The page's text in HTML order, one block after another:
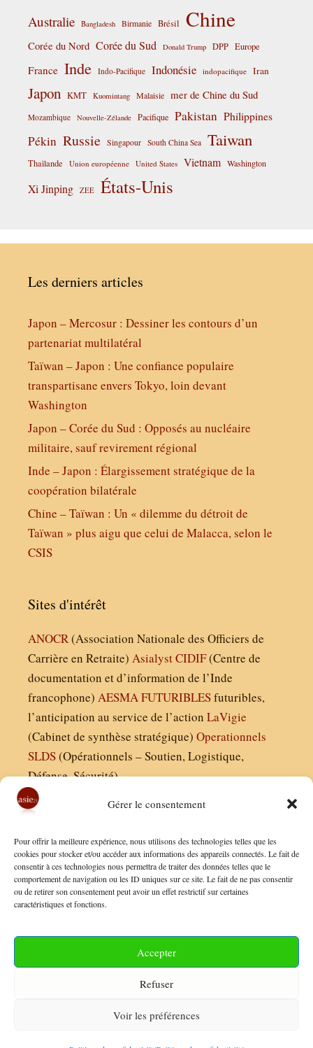
Gérer le consentement
Pour offrir la meilleure expérience, nous utilisons des technologies telles que les
cookies pour stocker et/ou accéder aux informations des appareils connectés. Le fait de
consentir à ces technologies nous permettra de traiter des données telles que le
comportement de navigation ou les ID uniques sur ce site. Le fait de ne pas consentir
ou de retirer son consentement peut avoir un effet restrictif sur certaines
caractéristiques et fonctions.
Accepter
Refuser
Voir les préférences
Australie Bangladesh Birmanie Brésil Chine
Corée du Nord Corée du Sud Donald Trump DPP Europe
France Inde Indo-Pacifique Indonésie indopacifique Iran
Japon KMT Kuomintang Malaisie mer de Chine du Sud
Mozambique Nouvelle-Zélande Pacifique Pakistan Philippines
Pékin Russie Singapour South China Sea Taiwan
Thaïlande Union européenne United States Vietnam Washington
Xi Jinping ZEE États-Unis
Les derniers articles
Japon – Mercosur : Dessiner les contours d’un
partenariat multilatéral
Taïwan – Japon : Une confiance populaire
transpartisane envers Tokyo, loin devant
Washington
Japon – Corée du Sud : Opposés au nucléaire
militaire, sauf revirement régional
Inde – Japon : Élargissement stratégique de la
coopération bilatérale
Chine – Taïwan : Un « dilemme du détroit de
Taïwan » plus aigu que celui de Malacca, selon le
CSIS
Sites d'intérêt
ANOCR(Association Nationale des Officiers de
Carrière en Retraite) AsialystCIDIF(Centre de
documentation et d’information de l’Inde
francophone) AESMAFUTURIBLESfuturibles,
l’anticipation au service de l’action LaVigie
(Cabinet de synthèse stratégique) Operationnels
SLDS(Opérationnels – Soutien, Logistique,
Défense, Sécurité)
Finaldées EURL
Siège social : 13 avenue Boudon, 75016, Paris
Nous contacter
Conditions Générales de Vente
Politique de Confidentialité